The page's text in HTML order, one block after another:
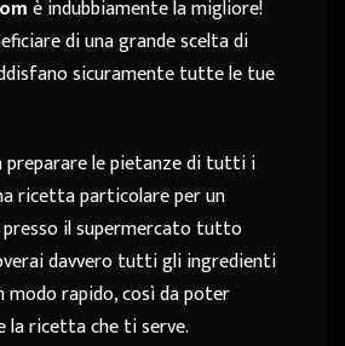
è indubbiamente la migliore!
di una grande scelta di
sicuramente tutte le tue
preparare le pietanze di tutti i
ricetta particolare per un
presso il supermercato tutto
davvero tutti gli ingredienti
modo rapido, così da poter
la ricetta che ti serve.